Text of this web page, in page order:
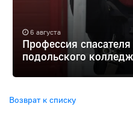
6 августа
Профессия
подольского
Возврат к списку